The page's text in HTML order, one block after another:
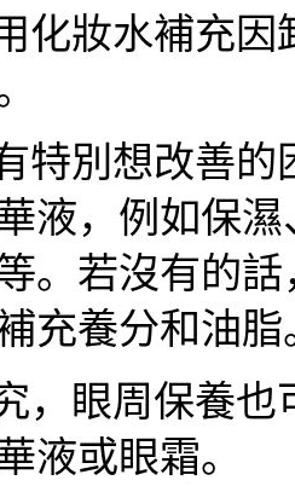
化妝水補充因
特別想改善的
液，例如保
。若沒有的
充養分和油脂
，眼周保養也
液或眼霜。